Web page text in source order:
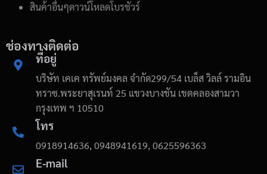
สินค้าอื่นๆดาวน์โหลดโบรชัวร์
ช่องทางติดต่อ
ที่อยู่
บริษัท เคเค ทรัพย์มงคล จำกัด299/54 เบล็ส วิลล์ รามอิน
ทราซ.พระยาสุเรนท์ 25 แขวงบางชัน เขตคลองสามวา
กรุงเทพ ฯ 10510
โทร
0918914636, 0948941619, 0625596363
E-mail